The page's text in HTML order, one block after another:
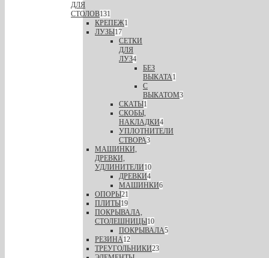
ДЛЯ
СТОЛОВ131
КРЕПЕЖ1
ЛУЗЫ17
СЕТКИ
ДЛЯ
ЛУЗ4
БЕЗ
ВЫКАТА1
С
ВЫКАТОМ3
СКАТЫ1
СКОБЫ,
НАКЛАДКИ4
УПЛОТНИТЕЛИ
СТВОРА3
МАШИНКИ,
ДРЕВКИ,
УДЛИНИТЕЛИ10
ДРЕВКИ4
МАШИНКИ6
ОПОРЫ21
ПЛИТЫ19
ПОКРЫВАЛА,
СТОЛЕШНИЦЫ10
ПОКРЫВАЛА5
РЕЗИНА12
ТРЕУГОЛЬНИКИ23